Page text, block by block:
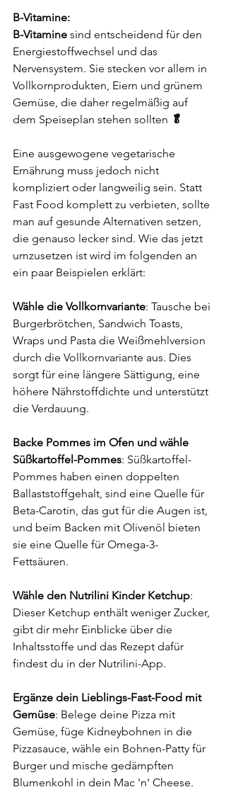
B-Vitamine:
B-Vitamine sind entscheidend für den
Energiestoffwechsel und das
Nervensystem. Sie stecken vor allem in
Vollkornprodukten, Eiern und grünem
Gemüse, die daher regelmäßig auf
dem Speiseplan stehen sollten 🥬
Eine ausgewogene vegetarische
Ernährung muss jedoch nicht
kompliziert oder langweilig sein. Statt
Fast Food komplett zu verbieten, sollte
man auf gesunde Alternativen setzen,
die genauso lecker sind. Wie das jetzt
umzusetzen ist wird im folgenden an
ein paar Beispielen erklärt:
Wähle die Vollkornvariante: Tausche bei
Burgerbrötchen, Sandwich Toasts,
Wraps und Pasta die Weißmehlversion
durch die Vollkornvariante aus. Dies
sorgt für eine längere Sättigung, eine
höhere Nährstoffdichte und unterstützt
die Verdauung.
Backe Pommes im Ofen und wähle
Süßkartoffel-Pommes: Süßkartoffel-
Pommes haben einen doppelten
Ballaststoffgehalt, sind eine Quelle für
Beta-Carotin, das gut für die Augen ist,
und beim Backen mit Olivenöl bieten
sie eine Quelle für Omega-3-
Fettsäuren.
Wähle den Nutrilini Kinder Ketchup:
Dieser Ketchup enthält weniger Zucker,
gibt dir mehr Einblicke über die
Inhaltsstoffe und das Rezept dafür
findest du in der Nutrilini-App.
Ergänze dein Lieblings-Fast-Food mit
Gemüse: Belege deine Pizza mit
Gemüse, füge Kidneybohnen in die
Pizzasauce, wähle ein Bohnen-Patty für
Burger und mische gedämpften
Blumenkohl in dein Mac 'n' Cheese.